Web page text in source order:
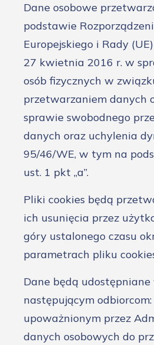
Dane osobowe
podstawie
Europejskiego i Rady
27 kwietnia 2016 r. w
osób fizycznych w
przetwarzaniem danych
sprawie swobodnego
danych oraz uchylenia
95/46/WE, w tym na
ust. 1 pkt „a”.
Pliki cookies będą
ich usunięcia przez
góry ustalonego czasu
parametrach pliku
Dane będą udostępniane
następującym odbiorcom:
upoważnionym przez
danych osobowych do